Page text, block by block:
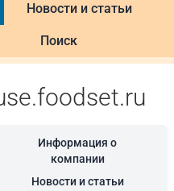
Новости и статьи
Поиск
Информация о
компании
Новости и статьи